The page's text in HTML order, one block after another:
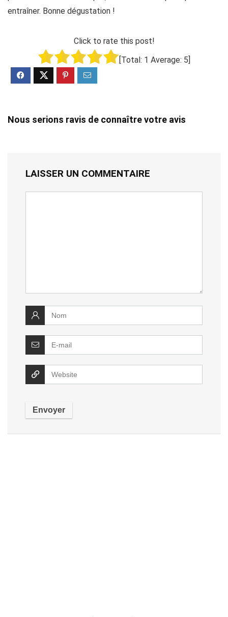
entraîner. Bonne dégustation !
Click to rate this post!
[Total: 1 Average: 5]
Nous serions ravis de connaître votre avis
LAISSER UN COMMENTAIRE